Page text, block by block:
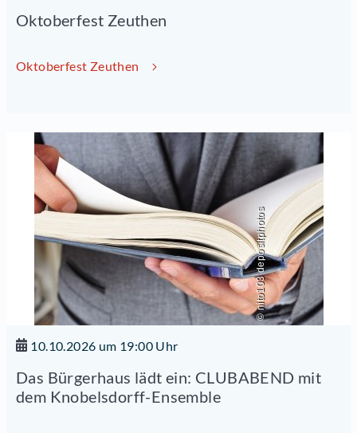
Oktoberfest Zeuthen
Oktoberfest Zeuthen
© nito103 depositphotos
10.10.2026 um 19:00 Uhr
Das Bürgerhaus lädt ein: CLUBABEND mit
dem Knobelsdorff-Ensemble